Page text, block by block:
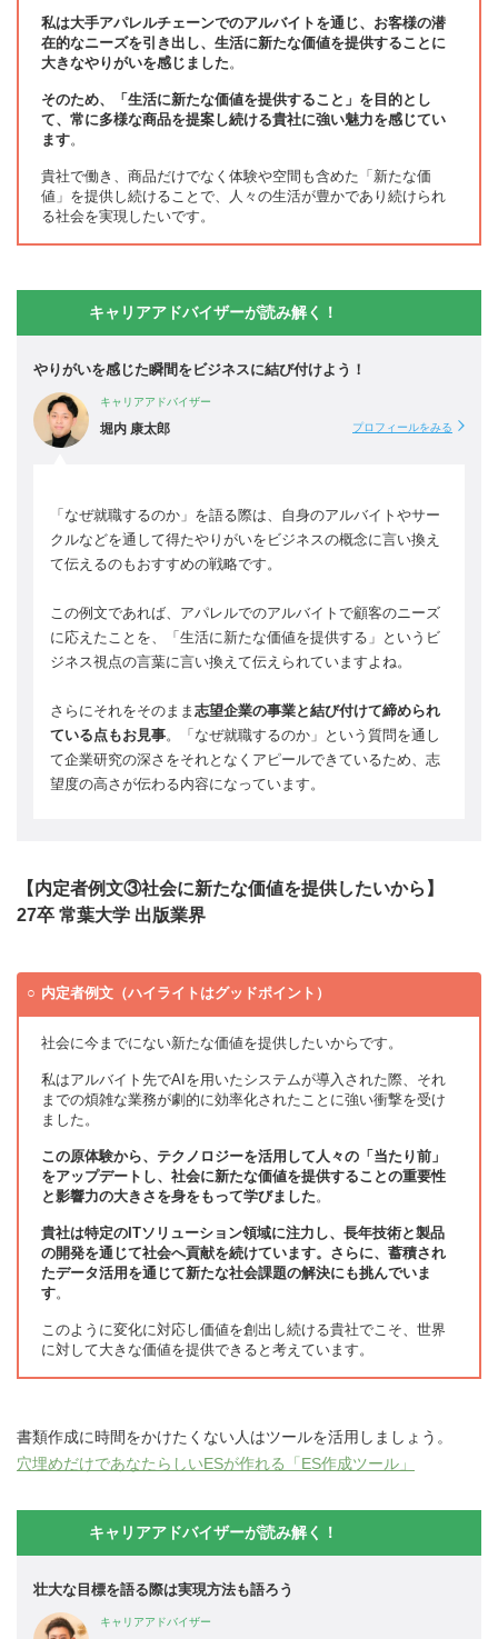
私は大手アパレルチェーンでのアルバイトを通じ、お客様の潜
在的なニーズを引き出し、生活に新たな価値を提供することに
大きなやりがいを感じました 。
そのため、「生活に新たな価値を提供すること」を目的とし
て、常に多様な商品を提案し続ける貴社に強い魅力を感じてい
ます。
貴社で働き、商品だけでなく体験や空間も含めた「新たな価
値」を提供し続けることで、人々の生活が豊かであり続けられ
る社会を実現したいです。
キャリアアドバイザーが読み解く！
やりがいを感じた瞬間をビジネスに結び付けよう！
キャリアアドバイザー
堀内 康太郎 プロフィールをみる
「なぜ就職するのか」を語る際は、自身のアルバイトやサー
クルなどを通して得たやりがいをビジネスの概念に言い換え
て伝えるのもおすすめの戦略です。
この例文であれば、アパレルでのアルバイトで顧客のニーズ
に応えたことを、「生活に新たな価値を提供する」というビ
ジネス視点の言葉に言い換えて伝えられていますよね。
さらにそれをそのまま 志望企業の事業と結び付けて締められ
ている点もお見事。「なぜ就職するのか」という質問を通し
て企業研究の深さをそれとなくアピールできているため、志
望度の高さが伝わる内容になっています。
【内定者例文③社会に新たな価値を提供したいから】
27卒 常葉大学 出版業界
内定者例文（ハイライトはグッドポイント）
社会に今までにない新たな価値を提供したいからです。
私はアルバイト先でAIを用いたシステムが導入された際、それ
までの煩雑な業務が劇的に効率化されたことに強い衝撃を受け
ました。
この原体験から、テクノロジーを活用して人々の「当たり前」
をアップデートし、社会に新たな価値を提供することの重要性
と影響力の大きさを身をもって学びました。
貴社は特定のITソリューション領域に注力し、長年技術と製品
の開発を通じて社会へ貢献を続けています。さらに、蓄積され
たデータ活用を通じて新たな社会課題の解決にも挑んでいま
す。
このように変化に対応し価値を創出し続ける貴社でこそ、世界
に対して大きな価値を提供できると考えています。
書類作成に時間をかけたくない人はツールを活用しましょう。
穴埋めだけであなたらしいESが作れる「ES作成ツール」
キャリアアドバイザーが読み解く！
壮大な目標を語る際は実現方法も語ろう
キャリアアドバイザー